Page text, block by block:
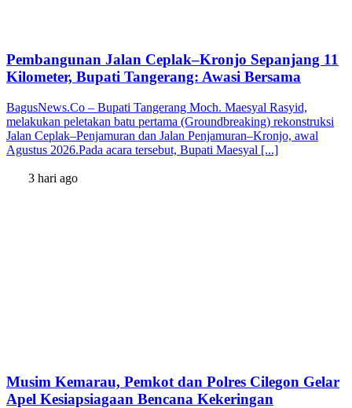
Pembangunan Jalan Ceplak–Kronjo Sepanjang 11
Kilometer, Bupati Tangerang: Awasi Bersama
BagusNews.Co – Bupati Tangerang Moch. Maesyal Rasyid,
melakukan peletakan batu pertama (Groundbreaking) rekonstruksi
Jalan Ceplak–Penjamuran dan Jalan Penjamuran–Kronjo, awal
Agustus 2026.Pada acara tersebut, Bupati Maesyal [...]
3 hari ago
Musim Kemarau, Pemkot dan Polres Cilegon Gelar
Apel Kesiapsiagaan Bencana Kekeringan